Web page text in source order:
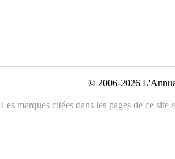
© 2006-2026
Les marques citées dans les pages de ce